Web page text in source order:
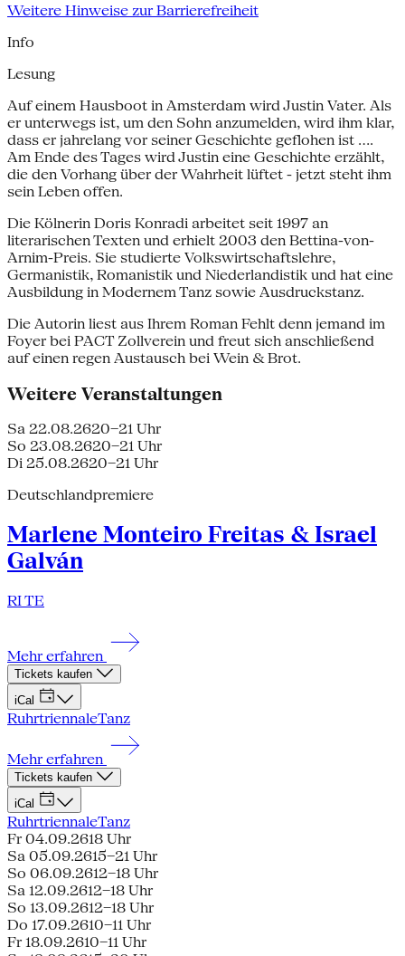
Weitere Hinweise zur Barrierefreiheit
Info
Lesung
Auf einem Hausboot in Amsterdam wird Justin Vater. Als
er unterwegs ist, um den Sohn anzumelden, wird ihm klar,
dass er jahrelang vor seiner Geschichte geflohen ist ....
Am Ende des Tages wird Justin eine Geschichte erzählt,
die den Vorhang über der Wahrheit lüftet - jetzt steht ihm
sein Leben offen.
Die Kölnerin Doris Konradi arbeitet seit 1997 an
literarischen Texten und erhielt 2003 den Bettina-von-
Arnim-Preis. Sie studierte Volkswirtschaftslehre,
Germanistik, Romanistik und Niederlandistik und hat eine
Ausbildung in Modernem Tanz sowie Ausdruckstanz.
Die Autorin liest aus Ihrem Roman Fehlt denn jemand im
Foyer bei PACT Zollverein und freut sich anschließend
auf einen regen Austausch bei Wein & Brot.
Weitere Veranstaltungen
Sa 22.08.2620–21 Uhr
So 23.08.2620–21 Uhr
Di 25.08.2620–21 Uhr
Deutschlandpremiere
Marlene Monteiro Freitas & Israel
Galván
RI TE
Mehr erfahren
Tickets kaufen
iCal
RuhrtriennaleTanz
Mehr erfahren
Tickets kaufen
iCal
RuhrtriennaleTanz
Fr 04.09.2618 Uhr
Sa 05.09.2615–21 Uhr
So 06.09.2612–18 Uhr
Sa 12.09.2612–18 Uhr
So 13.09.2612–18 Uhr
Do 17.09.2610–11 Uhr
Fr 18.09.2610–11 Uhr